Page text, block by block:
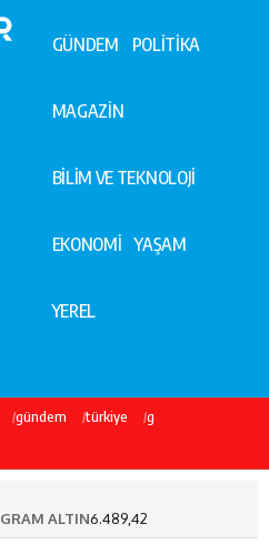
GÜNDEM POLİTİKA
MAGAZİN
BİLİM VE TEKNOLOJİ
EKONOMİ YAŞAM
YEREL
gündem türkiye galatasaray
GRAM ALTIN6.489,42